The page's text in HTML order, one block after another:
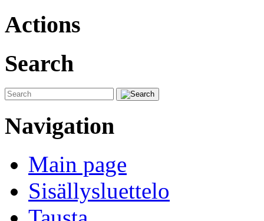
Actions
Search
Navigation
Main page
Sisällysluettelo